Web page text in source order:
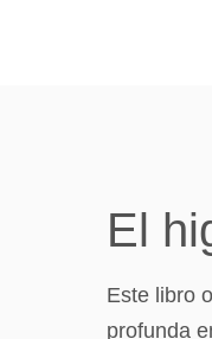
El
Este libro
profunda